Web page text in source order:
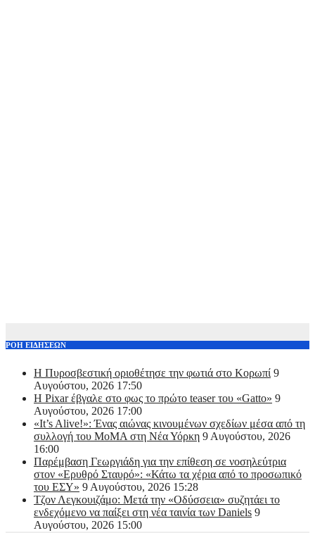
ΡΟΗ ΕΙΔΗΣΕΩΝ
Η Πυροσβεστική οριοθέτησε την φωτιά στο Κορωπί 9
Αυγούστου, 2026 17:50
Η Pixar έβγαλε στο φως το πρώτο teaser του «Gatto» 9
Αυγούστου, 2026 17:00
«It’s Alive!»: Ένας αιώνας κινουμένων σχεδίων μέσα από τη
συλλογή του MoMA στη Νέα Υόρκη 9 Αυγούστου, 2026
16:00
Παρέμβαση Γεωργιάδη για την επίθεση σε νοσηλεύτρια
στον «Ερυθρό Σταυρό»: «Κάτω τα χέρια από το προσωπικό
του ΕΣΥ» 9 Αυγούστου, 2026 15:28
Τζον Λεγκουιζάμο: Μετά την «Οδύσσεια» συζητάει το
ενδεχόμενο να παίξει στη νέα ταινία των Daniels 9
Αυγούστου, 2026 15:00